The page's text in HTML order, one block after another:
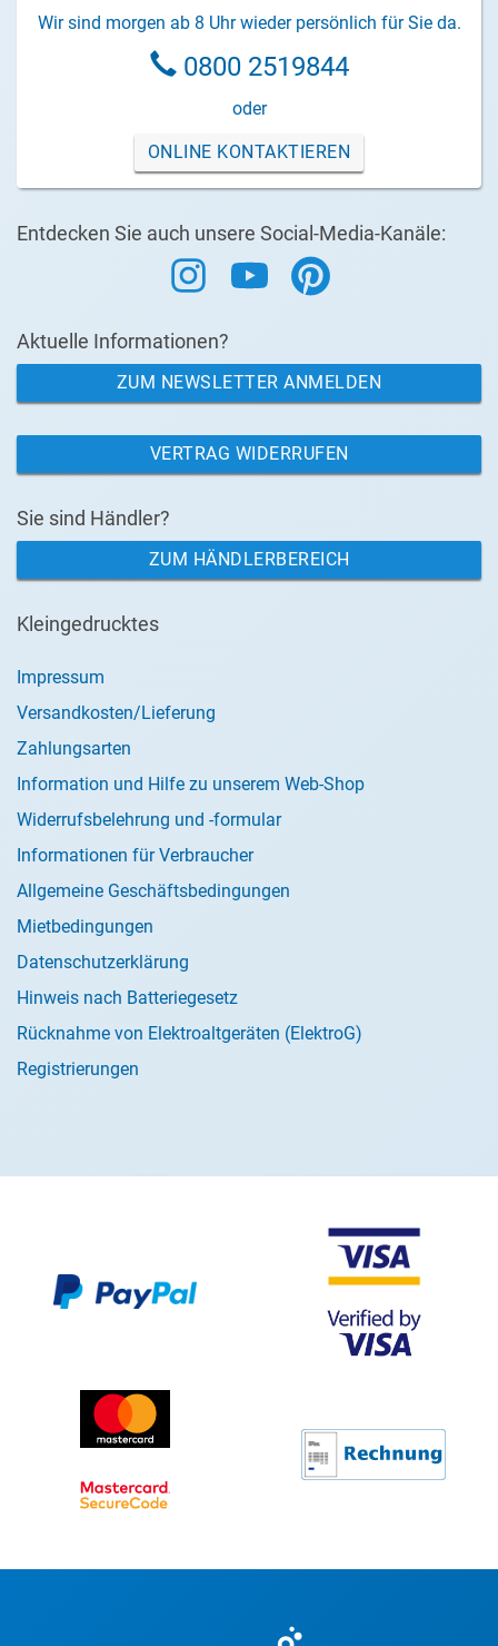
Wir sind morgen ab 8 Uhr wieder persönlich für Sie da.
0800 2519844
oder
ONLINE KONTAKTIEREN
Entdecken Sie auch unsere Social-Media-Kanäle:
Aktuelle Informationen?
ZUM NEWSLETTER ANMELDEN
VERTRAG WIDERRUFEN
Sie sind Händler?
ZUM HÄNDLERBEREICH
Kleingedrucktes
Impressum
Versandkosten/Lieferung
Zahlungsarten
Information und Hilfe zu unserem Web-Shop
Widerrufsbelehrung und -formular
Informationen für Verbraucher
Allgemeine Geschäftsbedingungen
Mietbedingungen
Datenschutzerklärung
Hinweis nach Batteriegesetz
Rücknahme von Elektroaltgeräten (ElektroG)
Registrierungen